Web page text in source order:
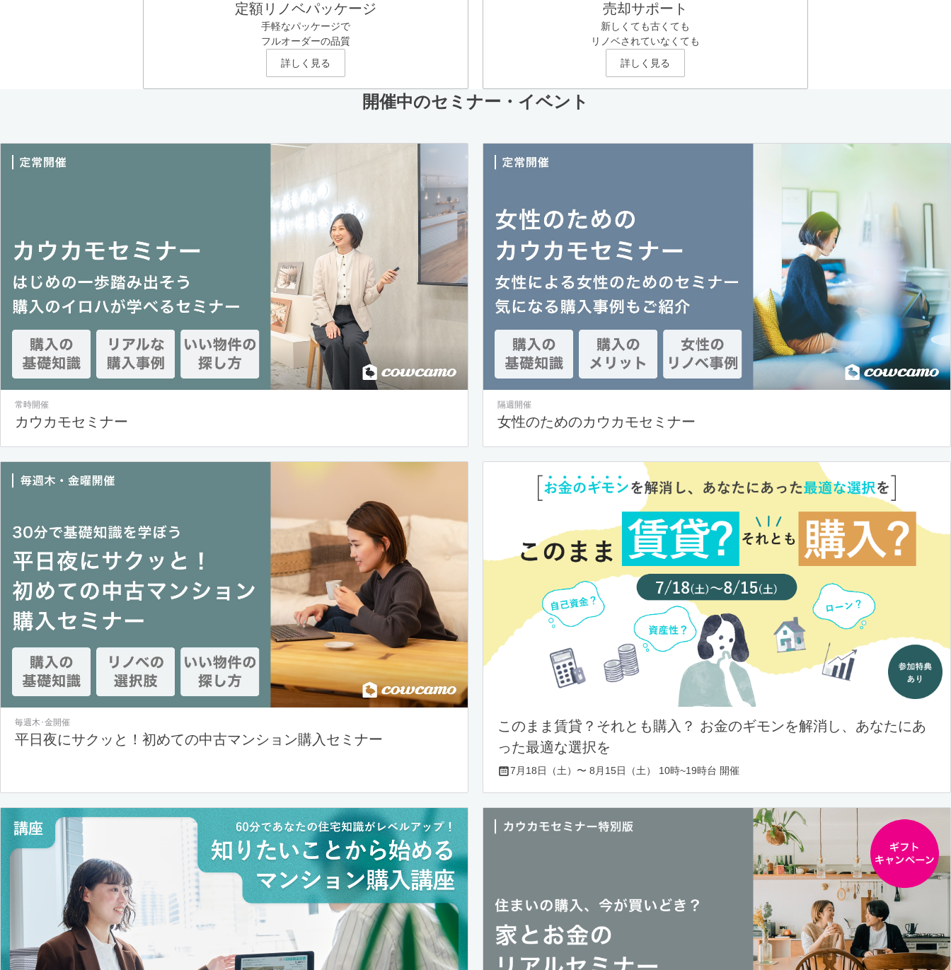
定額リノベパッケージ
手軽なパッケージで
フルオーダーの品質
詳しく見る
売却サポート
新しくても古くても
リノベされていなくても
詳しく見る
開催中のセミナー・イベント
常時開催
カウカモセミナー
隔週開催
女性のためのカウカモセミナー
毎週木･金開催
平日夜にサクッと！初めての中古マンション購入セミナー
このまま賃貸？それとも購入？ お金のギモンを解消し、あなたにあ
った最適な選択を
7月18日（土）〜 8月15日（土） 10時~19時台 開催